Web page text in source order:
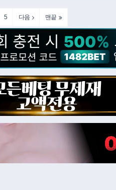
5 다음 맨끝